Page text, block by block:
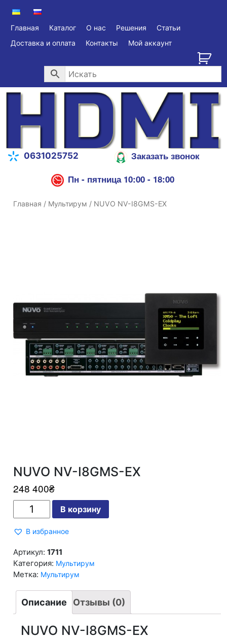
Главная Каталог О нас Решения
Статьи
Доставка и оплата
Контакты Мой аккаунт
0631025752
Заказать звонок
Пн - пятница 10:00 - 18:00
Главная / Мультирум / NUVO NV-I8GMS-EX
NUVO NV-I8GMS-EX
248 400₴
NV-
EX
В корзину
В избранное
Артикул:1711
Категория: Мультирум
Метка: Мультирум
Описание Отзывы (0)
NUVO NV-I8GMS-EX